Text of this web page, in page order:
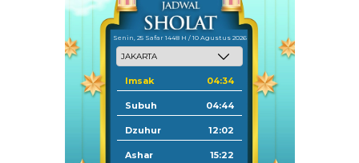
Senin, 25 Safar 1448 H / 10 Agustus 2026
Imsak 04:34
Subuh 04:44
Dzuhur 12:02
Ashar 15:22